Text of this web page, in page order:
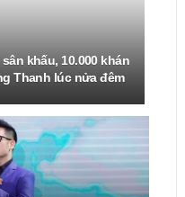
khấu, 10.000 khán
Thanh lúc nửa đêm